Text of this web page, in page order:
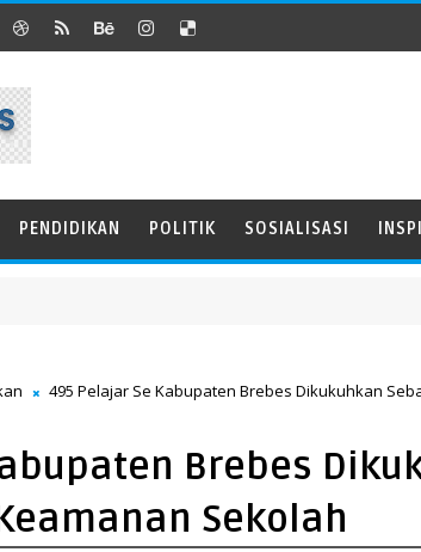
PENDIDIKAN POLITIK SOSIALISASI
495 Pelajar Se Kabupaten Brebes Dikukuhkan
Brebes
Sekolah